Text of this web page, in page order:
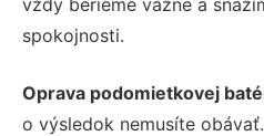
spokojnosti.
Oprava podomietkovej
o výsledok nemusíte